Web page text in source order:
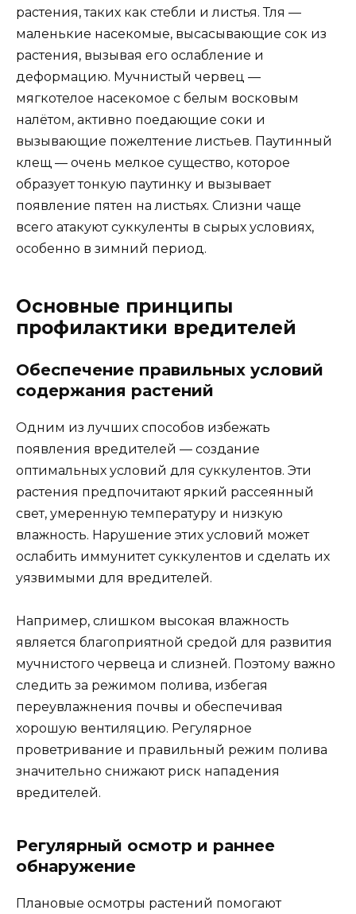
растения, таких как стебли и листья. Тля —
маленькие насекомые, высасывающие сок из
растения, вызывая его ослабление и
деформацию. Мучнистый червец —
мягкотелое насекомое с белым восковым
налётом, активно поедающие соки и
вызывающие пожелтение листьев. Паутинный
клещ — очень мелкое существо, которое
образует тонкую паутинку и вызывает
появление пятен на листьях. Слизни чаще
всего атакуют суккуленты в сырых условиях,
особенно в зимний период.
Основные принципы
профилактики вредителей
Обеспечение правильных условий
содержания растений
Одним из лучших способов избежать
появления вредителей — создание
оптимальных условий для суккулентов. Эти
растения предпочитают яркий рассеянный
свет, умеренную температуру и низкую
влажность. Нарушение этих условий может
ослабить иммунитет суккулентов и сделать их
уязвимыми для вредителей.
Например, слишком высокая влажность
является благоприятной средой для развития
мучнистого червеца и слизней. Поэтому важно
следить за режимом полива, избегая
переувлажнения почвы и обеспечивая
хорошую вентиляцию. Регулярное
проветривание и правильный режим полива
значительно снижают риск нападения
вредителей.
Регулярный осмотр и раннее
обнаружение
Плановые осмотры растений помогают